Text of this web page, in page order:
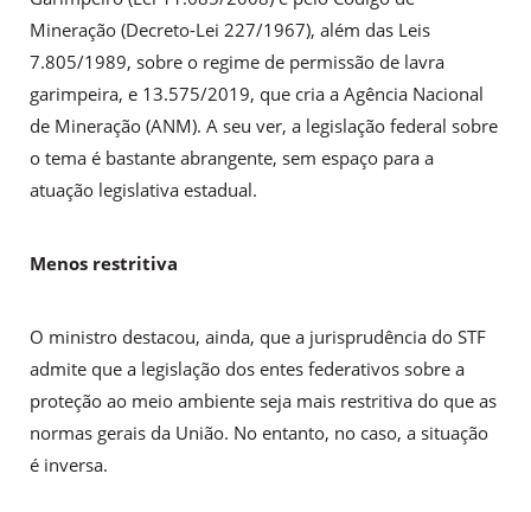
Mineração (Decreto-Lei 227/1967), além das Leis
7.805/1989, sobre o regime de permissão de lavra
garimpeira, e 13.575/2019, que cria a Agência Nacional
de Mineração (ANM). A seu ver, a legislação federal sobre
o tema é bastante abrangente, sem espaço para a
atuação legislativa estadual.
Menos restritiva
O ministro destacou, ainda, que a jurisprudência do STF
admite que a legislação dos entes federativos sobre a
proteção ao meio ambiente seja mais restritiva do que as
normas gerais da União. No entanto, no caso, a situação
é inversa.